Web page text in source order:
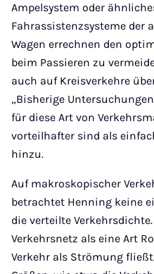
Ampelsystem oder
Fahrassistenzsysteme der
Wagen errechnen den
beim Passieren zu
auch auf Kreisverkehre
„Bisherige
für diese Art von
vorteilhafter sind als
hinzu.
Auf makroskopischer
betrachtet Henning keine
die verteilte
Verkehrsnetz als eine Art
Verkehr als Strömung